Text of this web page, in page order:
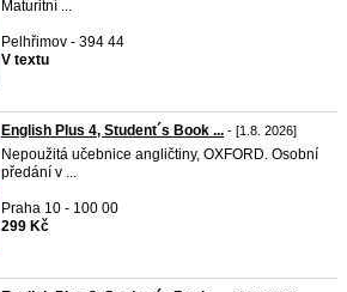
Maturitní ...
Pelhřimov - 394 44
V textu
English Plus 4, Student´s Book ... - [1.8. 2026]
Nepoužitá učebnice angličtiny, OXFORD. Osobní
předání v ...
Praha 10 - 100 00
299 Kč